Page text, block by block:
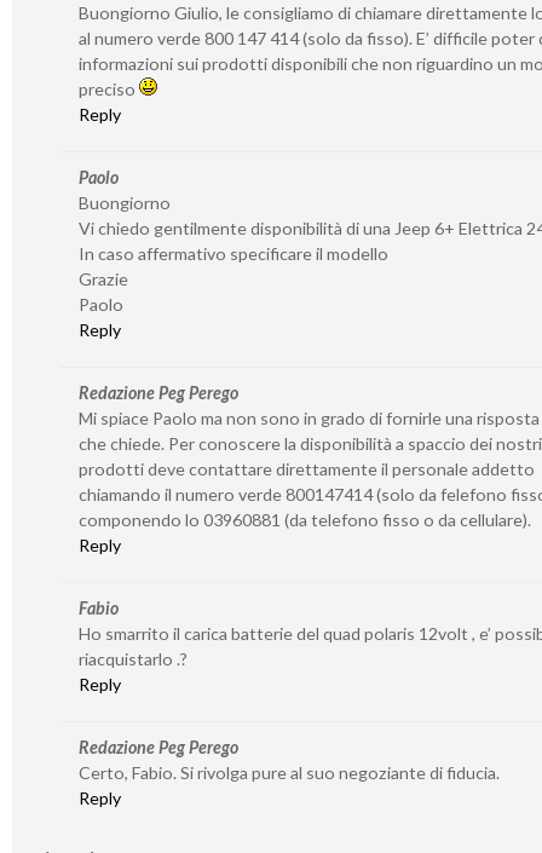
Buongiorno Giulio, le consigliamo di chiamare direttamente
al numero verde 800 147 414 (solo da fisso). E’ difficile poter
informazioni sui prodotti disponibili che non riguardino un
preciso
Reply
Paolo
Buongiorno
Vi chiedo gentilmente disponibilità di una Jeep 6+ Elettrica
In caso affermativo specificare il modello
Grazie
Paolo
Reply
Redazione Peg Perego
Mi spiace Paolo ma non sono in grado di fornirle una
che chiede. Per conoscere la disponibilità a spaccio dei nostri
prodotti deve contattare direttamente il personale addetto
chiamando il numero verde 800147414 (solo da felefono
componendo lo 03960881 (da telefono fisso o da cellulare).
Reply
Fabio
Ho smarrito il carica batterie del quad polaris 12volt , e’
riacquistarlo .?
Reply
Redazione Peg Perego
Certo, Fabio. Si rivolga pure al suo negoziante di fiducia.
Reply